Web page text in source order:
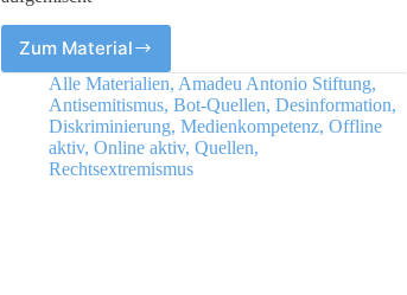
Zum MaterialEntschwörungsquartett
–
Alte
und
neue
Mythen
Alle Materialien, Amadeu Antonio Stiftung,
Antisemitismus,Bot-Quellen,Desinformation,
Diskriminierung,Medienkompetenz,Offline
aktiv,Online aktiv,Quellen,
Rechtsextremismus